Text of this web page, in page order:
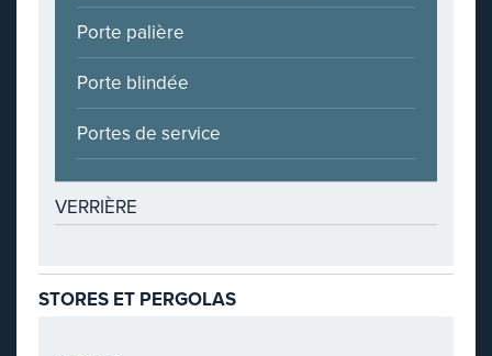
Porte palière
Porte blindée
Portes de service
VERRIÈRE
STORES ET PERGOLAS